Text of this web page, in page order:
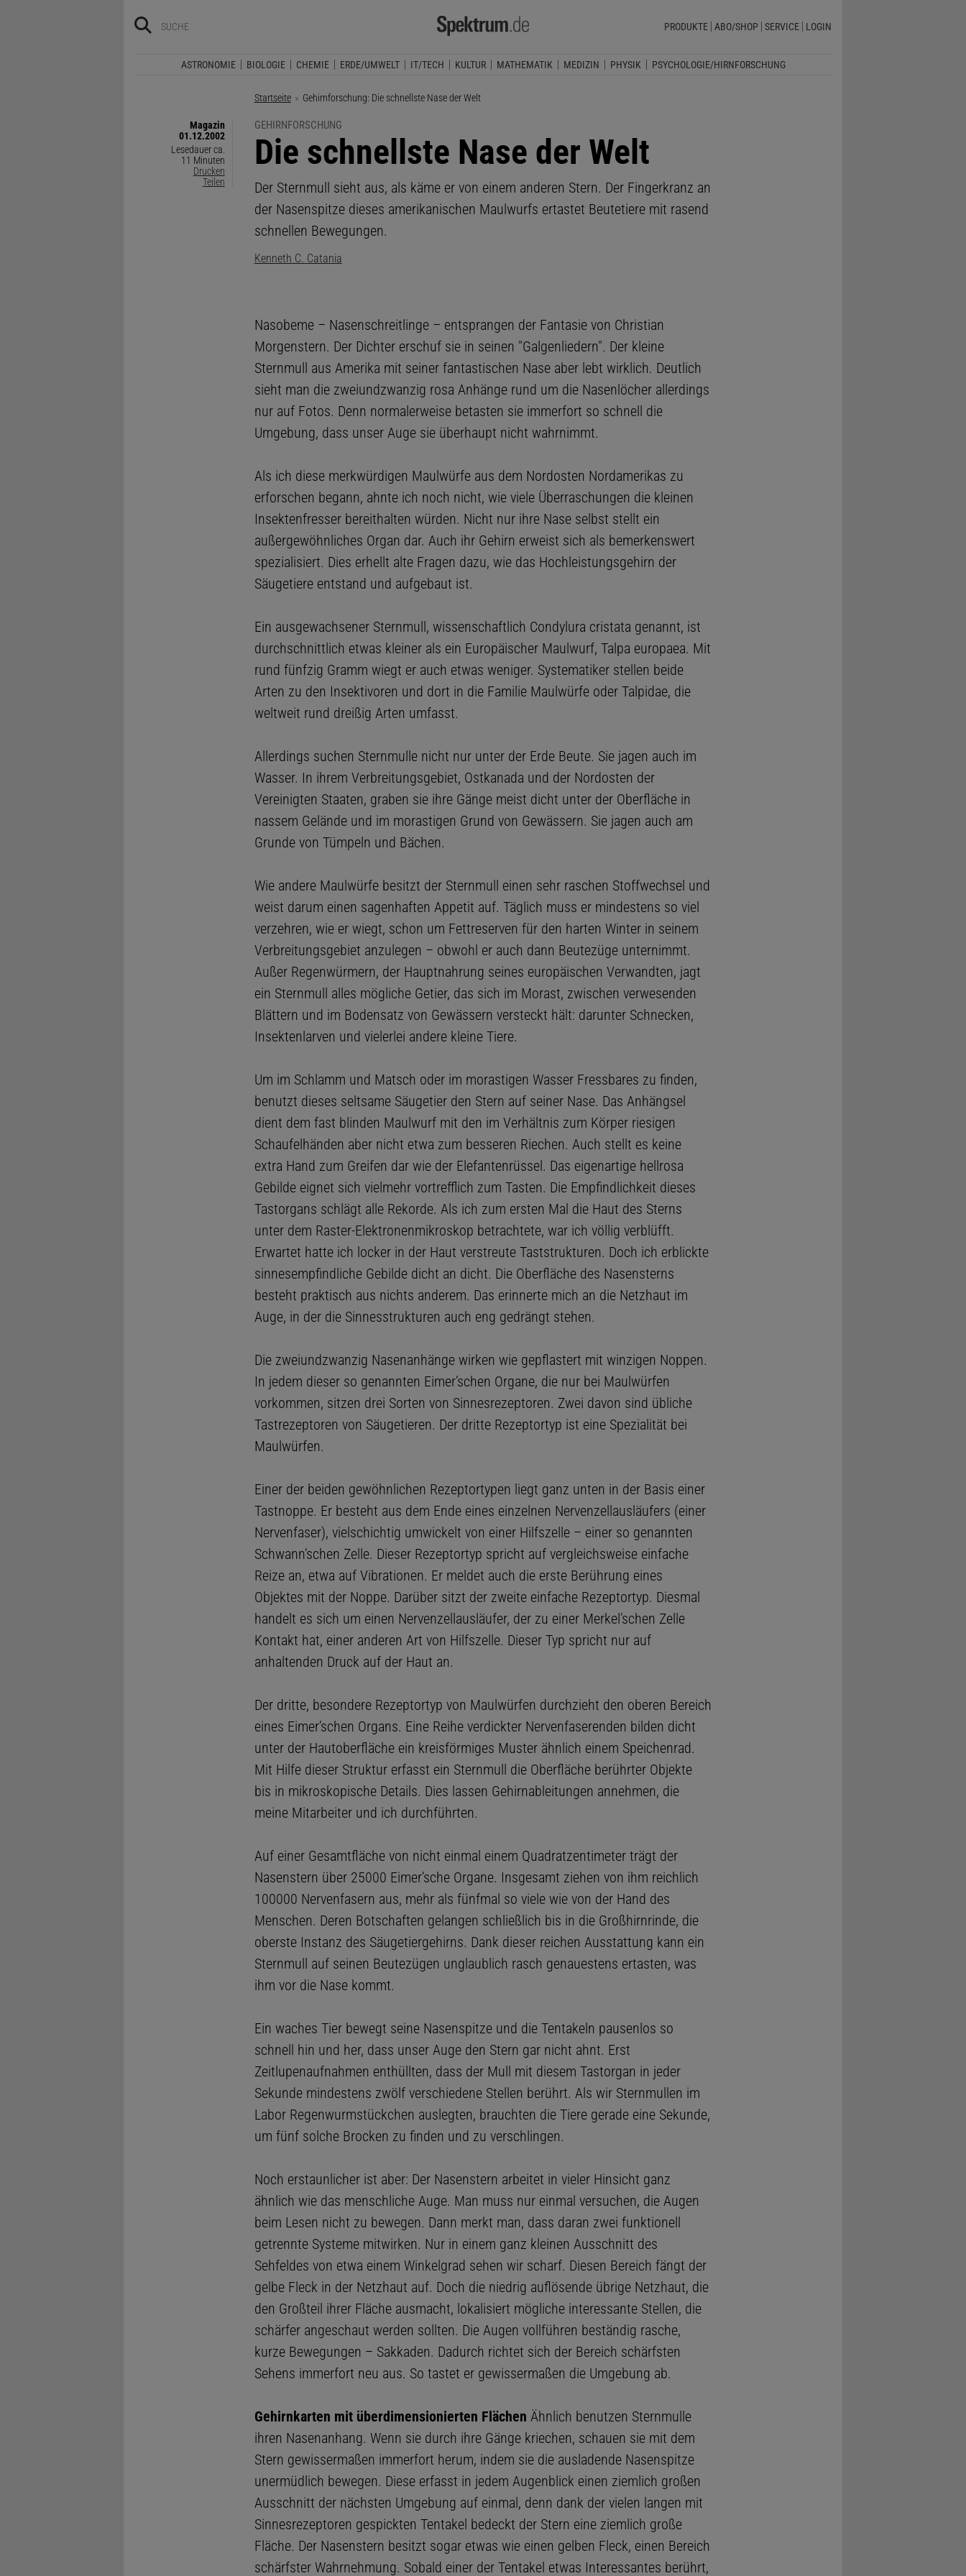
PRODUKTE ABO/SHOP SERVICE LOGIN
ASTRONOMIE BIOLOGIE CHEMIE ERDE/UMWELT IT/TECH KULTUR MATHEMATIK MEDIZIN PHYSIK PSYCHOLOGIE/HIRNFORSCHUNG
Startseite Aktuelle Seite:
Gehirnforschung: Die schnellste Nase der Welt
Magazin
01.12.2002
Lesedauer ca.
11 Minuten
Drucken
Teilen
GEHIRNFORSCHUNG
:
Die schnellste Nase der Welt
Der Sternmull sieht aus, als käme er von einem anderen Stern. Der Fingerkranz an
der Nasenspitze dieses amerikanischen Maulwurfs ertastet Beutetiere mit rasend
schnellen Bewegungen.
Kenneth C. Catania
Nasobeme – Nasenschreitlinge – entsprangen der Fantasie von Christian
Morgenstern. Der Dichter erschuf sie in seinen "Galgenliedern". Der kleine
Sternmull aus Amerika mit seiner fantastischen Nase aber lebt wirklich. Deutlich
sieht man die zweiundzwanzig rosa Anhänge rund um die Nasenlöcher allerdings
nur auf Fotos. Denn normalerweise betasten sie immerfort so schnell die
Umgebung, dass unser Auge sie überhaupt nicht wahrnimmt.
Als ich diese merkwürdigen Maulwürfe aus dem Nordosten Nordamerikas zu
erforschen begann, ahnte ich noch nicht, wie viele Überraschungen die kleinen
Insektenfresser bereithalten würden. Nicht nur ihre Nase selbst stellt ein
außergewöhnliches Organ dar. Auch ihr Gehirn erweist sich als bemerkenswert
spezialisiert. Dies erhellt alte Fragen dazu, wie das Hochleistungsgehirn der
Säugetiere entstand und aufgebaut ist.
Ein ausgewachsener Sternmull, wissenschaftlich Condylura cristata genannt, ist
durchschnittlich etwas kleiner als ein Europäischer Maulwurf, Talpa europaea. Mit
rund fünfzig Gramm wiegt er auch etwas weniger. Systematiker stellen beide
Arten zu den Insektivoren und dort in die Familie Maulwürfe oder Talpidae, die
weltweit rund dreißig Arten umfasst.
Allerdings suchen Sternmulle nicht nur unter der Erde Beute. Sie jagen auch im
Wasser. In ihrem Verbreitungsgebiet, Ostkanada und der Nordosten der
Vereinigten Staaten, graben sie ihre Gänge meist dicht unter der Oberfläche in
nassem Gelände und im morastigen Grund von Gewässern. Sie jagen auch am
Grunde von Tümpeln und Bächen.
Wie andere Maulwürfe besitzt der Sternmull einen sehr raschen Stoffwechsel und
weist darum einen sagenhaften Appetit auf. Täglich muss er mindestens so viel
verzehren, wie er wiegt, schon um Fettreserven für den harten Winter in seinem
Verbreitungsgebiet anzulegen – obwohl er auch dann Beutezüge unternimmt.
Außer Regenwürmern, der Hauptnahrung seines europäischen Verwandten, jagt
ein Sternmull alles mögliche Getier, das sich im Morast, zwischen verwesenden
Blättern und im Bodensatz von Gewässern versteckt hält: darunter Schnecken,
Insektenlarven und vielerlei andere kleine Tiere.
Um im Schlamm und Matsch oder im morastigen Wasser Fressbares zu finden,
benutzt dieses seltsame Säugetier den Stern auf seiner Nase. Das Anhängsel
dient dem fast blinden Maulwurf mit den im Verhältnis zum Körper riesigen
Schaufelhänden aber nicht etwa zum besseren Riechen. Auch stellt es keine
extra Hand zum Greifen dar wie der Elefantenrüssel. Das eigenartige hellrosa
Gebilde eignet sich vielmehr vortrefflich zum Tasten. Die Empfindlichkeit dieses
Tastorgans schlägt alle Rekorde. Als ich zum ersten Mal die Haut des Sterns
unter dem Raster-Elektronenmikroskop betrachtete, war ich völlig verblüfft.
Erwartet hatte ich locker in der Haut verstreute Taststrukturen. Doch ich erblickte
sinnesempfindliche Gebilde dicht an dicht. Die Oberfläche des Nasensterns
besteht praktisch aus nichts anderem. Das erinnerte mich an die Netzhaut im
Auge, in der die Sinnesstrukturen auch eng gedrängt stehen.
Die zweiundzwanzig Nasenanhänge wirken wie gepflastert mit winzigen Noppen.
In jedem dieser so genannten Eimer’schen Organe, die nur bei Maulwürfen
vorkommen, sitzen drei Sorten von Sinnesrezeptoren. Zwei davon sind übliche
Tastrezeptoren von Säugetieren. Der dritte Rezeptortyp ist eine Spezialität bei
Maulwürfen.
Einer der beiden gewöhnlichen Rezeptortypen liegt ganz unten in der Basis einer
Tastnoppe. Er besteht aus dem Ende eines einzelnen Nervenzellausläufers (einer
Nervenfaser), vielschichtig umwickelt von einer Hilfszelle – einer so genannten
Schwann’schen Zelle. Dieser Rezeptortyp spricht auf vergleichsweise einfache
Reize an, etwa auf Vibrationen. Er meldet auch die erste Berührung eines
Objektes mit der Noppe. Darüber sitzt der zweite einfache Rezeptortyp. Diesmal
handelt es sich um einen Nervenzellausläufer, der zu einer Merkel’schen Zelle
Kontakt hat, einer anderen Art von Hilfszelle. Dieser Typ spricht nur auf
anhaltenden Druck auf der Haut an.
Der dritte, besondere Rezeptortyp von Maulwürfen durchzieht den oberen Bereich
eines Eimer’schen Organs. Eine Reihe verdickter Nervenfaserenden bilden dicht
unter der Hautoberfläche ein kreisförmiges Muster ähnlich einem Speichenrad.
Mit Hilfe dieser Struktur erfasst ein Sternmull die Oberfläche berührter Objekte
bis in mikroskopische Details. Dies lassen Gehirnableitungen annehmen, die
meine Mitarbeiter und ich durchführten.
Auf einer Gesamtfläche von nicht einmal einem Quadratzentimeter trägt der
Nasenstern über 25000 Eimer’sche Organe. Insgesamt ziehen von ihm reichlich
100000 Nervenfasern aus, mehr als fünfmal so viele wie von der Hand des
Menschen. Deren Botschaften gelangen schließlich bis in die Großhirnrinde, die
oberste Instanz des Säugetiergehirns. Dank dieser reichen Ausstattung kann ein
Sternmull auf seinen Beutezügen unglaublich rasch genauestens ertasten, was
ihm vor die Nase kommt.
Ein waches Tier bewegt seine Nasenspitze und die Tentakeln pausenlos so
schnell hin und her, dass unser Auge den Stern gar nicht ahnt. Erst
Zeitlupenaufnahmen enthüllten, dass der Mull mit diesem Tastorgan in jeder
Sekunde mindestens zwölf verschiedene Stellen berührt. Als wir Sternmullen im
Labor Regenwurmstückchen auslegten, brauchten die Tiere gerade eine Sekunde,
um fünf solche Brocken zu finden und zu verschlingen.
Noch erstaunlicher ist aber: Der Nasenstern arbeitet in vieler Hinsicht ganz
ähnlich wie das menschliche Auge. Man muss nur einmal versuchen, die Augen
beim Lesen nicht zu bewegen. Dann merkt man, dass daran zwei funktionell
getrennte Systeme mitwirken. Nur in einem ganz kleinen Ausschnitt des
Sehfeldes von etwa einem Winkelgrad sehen wir scharf. Diesen Bereich fängt der
gelbe Fleck in der Netzhaut auf. Doch die niedrig auflösende übrige Netzhaut, die
den Großteil ihrer Fläche ausmacht, lokalisiert mögliche interessante Stellen, die
schärfer angeschaut werden sollten. Die Augen vollführen beständig rasche,
kurze Bewegungen – Sakkaden. Dadurch richtet sich der Bereich schärfsten
Sehens immerfort neu aus. So tastet er gewissermaßen die Umgebung ab.
Gehirnkarten mit überdimensionierten Flächen Ähnlich benutzen Sternmulle
ihren Nasenanhang. Wenn sie durch ihre Gänge kriechen, schauen sie mit dem
Stern gewissermaßen immerfort herum, indem sie die ausladende Nasenspitze
unermüdlich bewegen. Diese erfasst in jedem Augenblick einen ziemlich großen
Ausschnitt der nächsten Umgebung auf einmal, denn dank der vielen langen mit
Sinnesrezeptoren gespickten Tentakel bedeckt der Stern eine ziemlich große
Fläche. Der Nasenstern besitzt sogar etwas wie einen gelben Fleck, einen Bereich
schärfster Wahrnehmung. Sobald einer der Tentakel etwas Interessantes berührt,